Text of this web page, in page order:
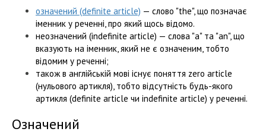
означений (definite article) — слово "the", що позначає
іменник у реченні, про який щось відомо.
неозначений (indefinite article) — слова "a" та "an", що
вказують на іменник, який не є означеним, тобто
відомим у реченні;
також в англійській мові існує поняття zero article
(нульового артикля), тобто відсутність будь-якого
артикля (definite article чи indefinite article) у реченні.
Означений